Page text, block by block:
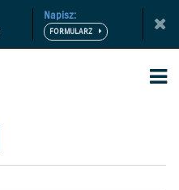
Napisz: